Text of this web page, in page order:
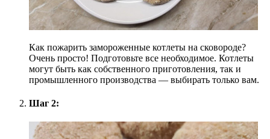
Как пожарить замороженные котлеты на сковороде?
Очень просто! Подготовьте все необходимое. Котлеты
могут быть как собственного приготовления, так и
промышленного производства — выбирать только вам.
Шаг 2: